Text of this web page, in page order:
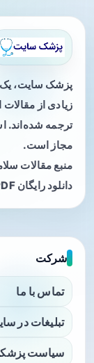
پزشک سایت،
زیادی از
ترجمه شده‌اند.
مجاز است.
منبع مقالات
دانلود رایگان PDF کتاب‌های پزشکی.
شرکت
تماس با ما
تبلیغات در
سیاست